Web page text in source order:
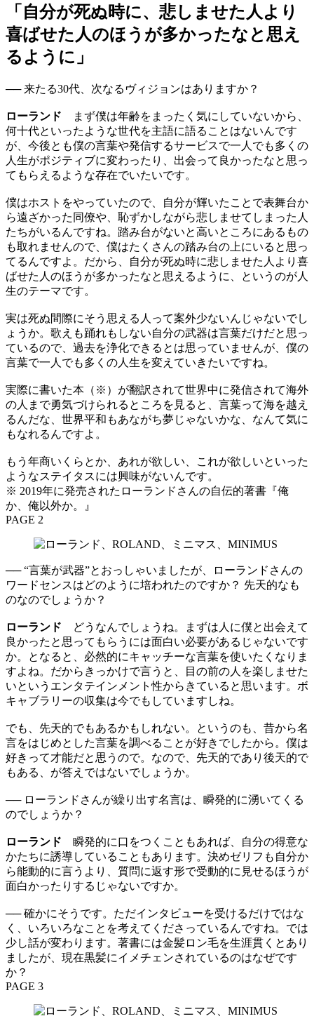
「自分が死ぬ時に、悲しませた人より
喜ばせた人のほうが多かったなと思え
るように」
── 来たる30代、次なるヴィジョンはありますか？
ローランド まず僕は年齢をまったく気にしていないから、
何十代といったような世代を主語に語ることはないんです
が、今後とも僕の言葉や発信するサービスで一人でも多くの
人生がポジティブに変わったり、出会って良かったなと思っ
てもらえるような存在でいたいです。
僕はホストをやっていたので、自分が輝いたことで表舞台か
ら遠ざかった同僚や、恥ずかしながら悲しませてしまった人
たちがいるんですね。踏み台がないと高いところにあるもの
も取れませんので、僕はたくさんの踏み台の上にいると思っ
てるんですよ。だから、自分が死ぬ時に悲しませた人より喜
ばせた人のほうが多かったなと思えるように、というのが人
生のテーマです。
実は死ぬ間際にそう思える人って案外少ないんじゃないでし
ょうか。歌えも踊れもしない自分の武器は言葉だけだと思っ
ているので、過去を浄化できるとは思っていませんが、僕の
言葉で一人でも多くの人生を変えていきたいですね。
実際に書いた本（※）が翻訳されて世界中に発信されて海外
の人まで勇気づけられるところを見ると、言葉って海を越え
るんだな、世界平和もあながち夢じゃないかな、なんて気に
もなれるんですよ。
もう年商いくらとか、あれが欲しい、これが欲しいといった
ようなステイタスには興味がないんです。
※ 2019年に発売されたローランドさんの自伝的著書『俺
か、俺以外か。』
PAGE 2
── “言葉が武器”とおっしゃいましたが、ローランドさんの
ワードセンスはどのように培われたのですか？ 先天的なも
のなのでしょうか？
ローランド どうなんでしょうね。まずは人に僕と出会えて
良かったと思ってもらうには面白い必要があるじゃないです
か。となると、必然的にキャッチーな言葉を使いたくなりま
すよね。だからきっかけで言うと、目の前の人を楽しませた
いというエンタテインメント性からきていると思います。ボ
キャブラリーの収集は今でもしていますしね。
でも、先天的でもあるかもしれない。というのも、昔から名
言をはじめとした言葉を調べることが好きでしたから。僕は
好きって才能だと思うので。なので、先天的であり後天的で
もある、が答えではないでしょうか。
── ローランドさんが繰り出す名言は、瞬発的に湧いてくる
のでしょうか？
ローランド 瞬発的に口をつくこともあれば、自分の得意な
かたちに誘導していることもあります。決めゼリフも自分か
ら能動的に言うより、質問に返す形で受動的に見せるほうが
面白かったりするじゃないですか。
── 確かにそうです。ただインタビューを受けるだけではな
く、いろいろなことを考えてくださっているんですね。では
少し話が変わります。著書には金髪ロン毛を生涯貫くとあり
ましたが、現在黒髪にイメチェンされているのはなぜです
か？
PAGE 3